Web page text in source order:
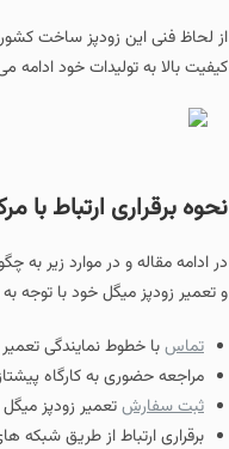
کیفیت بالا به تولیدات خود ادامه
نحوه برقراری ارتباط با
در ادامه مقاله و در موارد زیر به
و تعمیر زودپز میگل خود با توجه به
تماسبا خطوط نمایندگی
مراجعه حضوری به کارگاه
ثبت سفارشتعمیر زودپز
برقراری ارتباط از طریق شبکه